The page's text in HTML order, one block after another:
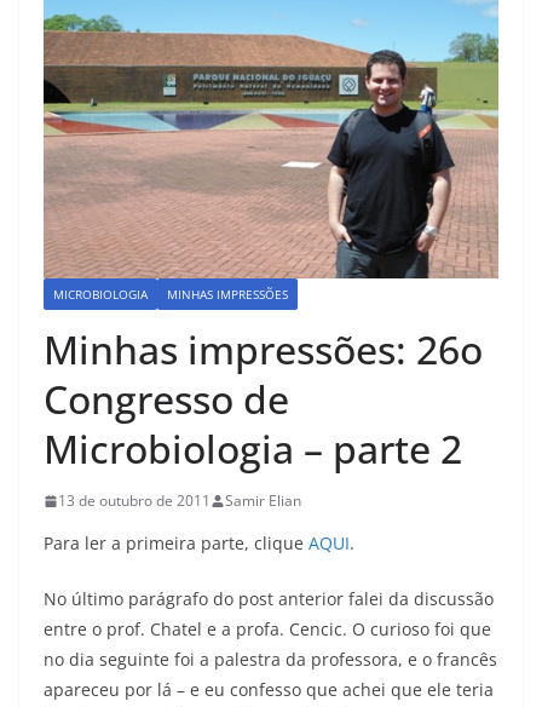
MICROBIOLOGIA MINHAS IMPRESSÕES
Minhas impressões: 26o
Congresso de
Microbiologia – parte 2
13 de outubro de 2011 Samir Elian
Para ler a primeira parte, clique AQUI.
No último parágrafo do post anterior falei da discussão
entre o prof. Chatel e a profa. Cencic. O curioso foi que
no dia seguinte foi a palestra da professora, e o francês
apareceu por lá – e eu confesso que achei que ele teria